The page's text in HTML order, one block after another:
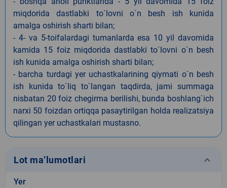
miqdorida dastlabki to`lovni o`n besh ish kunida
amalga oshirish sharti bilan;
- 4- va 5-toifalardagi tumanlarda esa 10 yil davomida
kamida 15 foiz miqdorida dastlabki to`lovni o`n besh
ish kunida amalga oshirish sharti bilan;
- barcha turdagi yer uchastkalarining qiymati o`n besh
ish kunida to`liq to`langan taqdirda, jami summaga
nisbatan 20 foiz chegirma berilishi, bunda boshlang`ich
narxi 50 foizdan ortiqqa pasaytirilgan holda realizatsiya
qilingan yer uchastkalari mustasno.
Lot ma’lumotlari keyboard_arrow_down
Yer